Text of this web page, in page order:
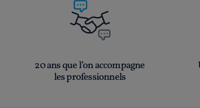
20 ans que l’on accompagne
les professionnels